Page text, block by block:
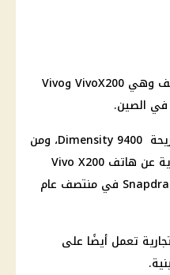
اعلنت شركة فيفو عن ثلاثة هواتف وهي VivoX200 وVivo
وتتميز هذه الهواتف الثلاثة بشريحة Dimensity 9400، ومن
المتوقع أن تكشف العلامة التجارية عن هاتف Vivo X200
Ultra المزود بمعالج Snapdragon 8 Elite في منتصف عام
تعمل أيضًا على